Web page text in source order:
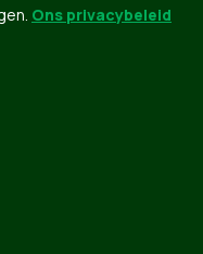
Ons privacybeleid